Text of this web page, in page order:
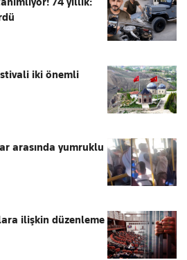
iki önemli
arasında yumruklu
ilişkin düzenleme